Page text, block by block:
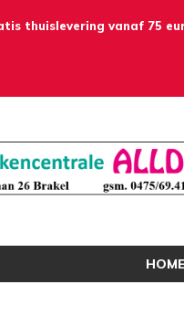
thuislevering vanaf 75
HOME